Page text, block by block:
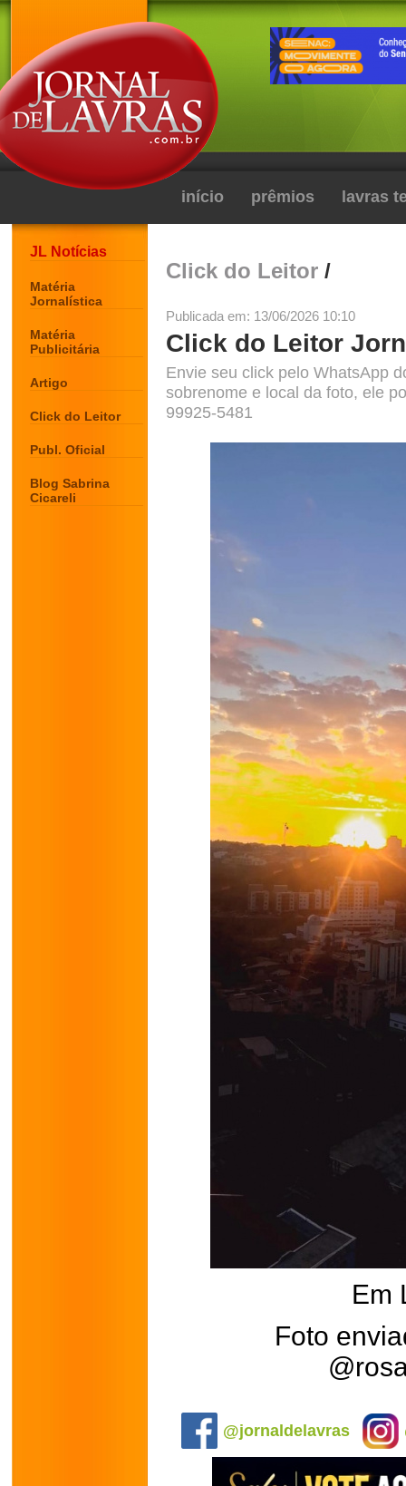
início prêmios lavras
JL Notícias
Matéria
Jornalística
Matéria
Publicitária
Artigo
Click do Leitor
Publ. Oficial
Blog Sabrina
Cicareli
Click do Leitor /
Publicada em: 13/06/2026 10:10
Click do Leitor
Envie seu click pelo WhatsApp
sobrenome e local da foto, ele
99925-5481
Em
Foto
@jornaldelavras